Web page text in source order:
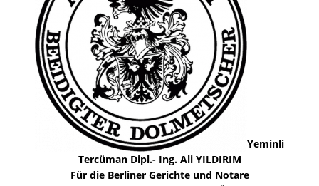
Yeminli
Tercüman Dipl.- Ing. Ali YILDIRIM
Für die Berliner Gerichte und Notare